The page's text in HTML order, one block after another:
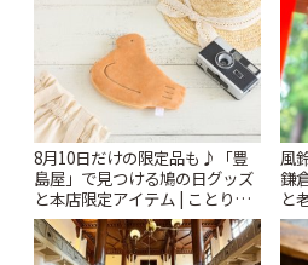
8月10日だけの限定品も♪「豊
島屋」で見つける鳩の日グッズ
と本店限定アイテム | ことりっ
ぷ
風
鎌
と
り